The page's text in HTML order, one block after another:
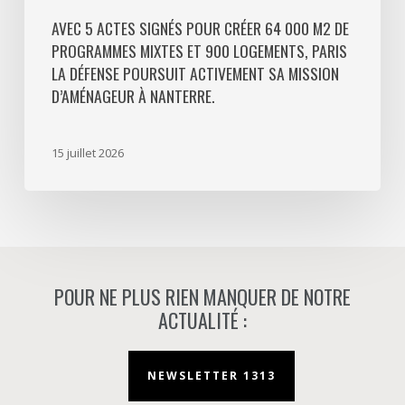
Défense
poursuit
activement
AVEC 5 ACTES SIGNÉS POUR CRÉER 64 000 M2 DE
PROGRAMMES MIXTES ET 900 LOGEMENTS, PARIS
LA DÉFENSE POURSUIT ACTIVEMENT SA MISSION
D’AMÉNAGEUR À NANTERRE.
15 juillet 2026
POUR NE PLUS RIEN MANQUER DE NOTRE
ACTUALITÉ :
NEWSLETTER 1313